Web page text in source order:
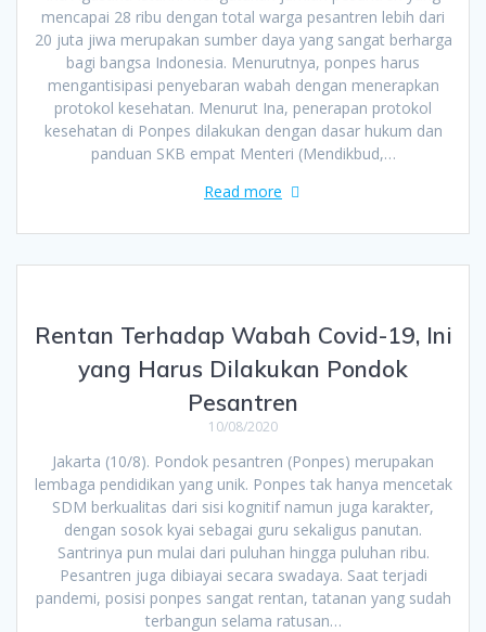
mencapai 28 ribu dengan total warga pesantren lebih dari
20 juta jiwa merupakan sumber daya yang sangat berharga
bagi bangsa Indonesia. Menurutnya, ponpes harus
mengantisipasi penyebaran wabah dengan menerapkan
protokol kesehatan. Menurut Ina, penerapan protokol
kesehatan di Ponpes dilakukan dengan dasar hukum dan
panduan SKB empat Menteri (Mendikbud,…
Read more
Rentan Terhadap Wabah Covid-19, Ini
yang Harus Dilakukan Pondok
Pesantren
10/08/2020
Jakarta (10/8). Pondok pesantren (Ponpes) merupakan
lembaga pendidikan yang unik. Ponpes tak hanya mencetak
SDM berkualitas dari sisi kognitif namun juga karakter,
dengan sosok kyai sebagai guru sekaligus panutan.
Santrinya pun mulai dari puluhan hingga puluhan ribu.
Pesantren juga dibiayai secara swadaya. Saat terjadi
pandemi, posisi ponpes sangat rentan, tatanan yang sudah
terbangun selama ratusan…